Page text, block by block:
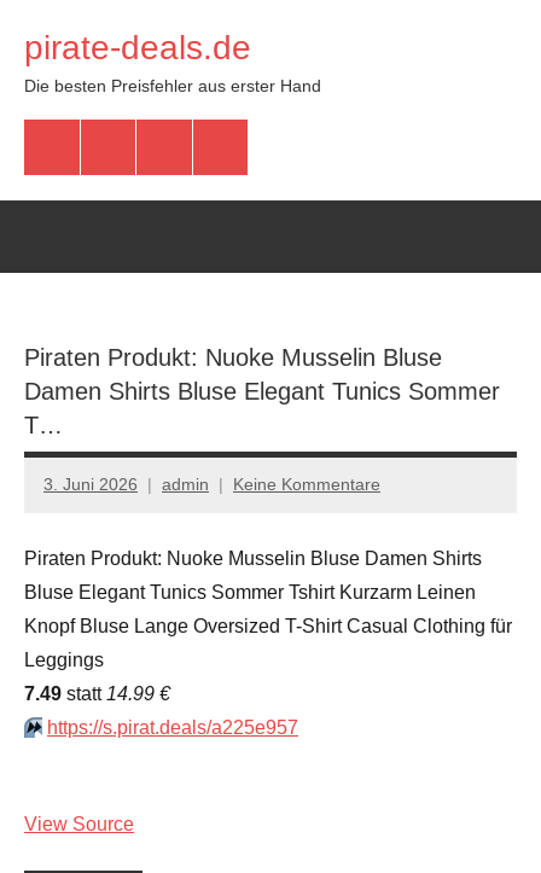
Inhalt
springen
pirate-deals.de
Die besten Preisfehler aus erster Hand
Piraten Produkt: Nuoke Musselin Bluse
Damen Shirts Bluse Elegant Tunics Sommer
T…
3. Juni 2026 admin Keine Kommentare
Piraten Produkt: Nuoke Musselin Bluse Damen Shirts
Bluse Elegant Tunics Sommer Tshirt Kurzarm Leinen
Knopf Bluse Lange Oversized T-Shirt Casual Clothing für
Leggings
7.49 statt 14.99 €
⏩️ https://s.pirat.deals/a225e957
View Source